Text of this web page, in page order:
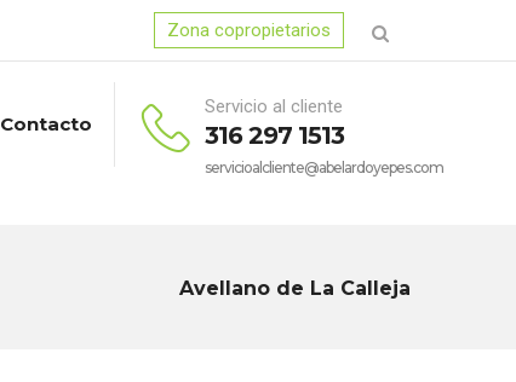
Zona copropietarios
Contacto
Servicio al cliente
316 297 1513
servicioalcliente@abelardoyepes.com
Avellano de La Calleja